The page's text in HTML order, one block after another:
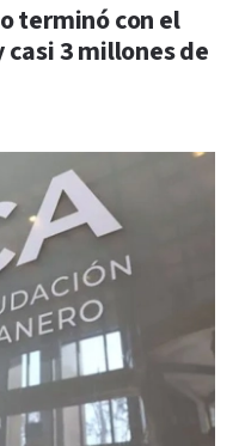
terminó con el
3 millones de